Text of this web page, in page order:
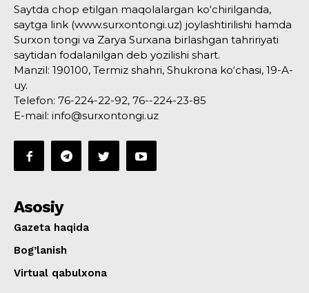
Saytda chop etilgan maqolalargan ko‘chirilganda,
saytga link (www.surxontongi.uz) joylashtirilishi hamda
Surxon tongi va Zarya Surxana birlashgan tahririyati
saytidan fodalanilgan deb yozilishi shart.
Manzil: 190100, Termiz shahri, Shukrona ko‘chasi, 19-A-
uy.
Telefon: 76-224-22-92, 76--224-23-85
E-mail: info@surxontongi.uz
Asosiy
Gazeta haqida
Bog’lanish
Virtual qabulxona